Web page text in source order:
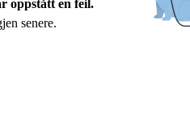
oppstått en feil.
senere.